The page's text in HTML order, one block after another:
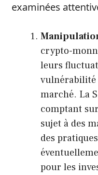
examinées
crypto-
leurs
vulnérabilité
marché. La
comptant
sujet à des
des
pour les